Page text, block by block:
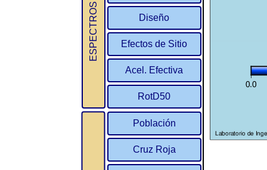
ESPECTROS Diseño
Efectos de Sitio
Acel. Efectiva
RotD50
Población
Cruz Roja